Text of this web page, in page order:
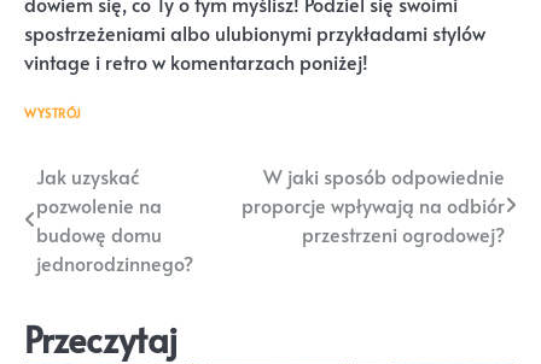
spostrzeżeniami albo ulubionymi przykładami stylów
vintage i retro w komentarzach poniżej!
WYSTRÓJ
Nawigacja
wpisu
Jak uzyskać
pozwolenie na
budowę domu
jednorodzinnego?
W jaki sposób odpowiednie
proporcje wpływają na odbiór
przestrzeni ogrodowej?
Przeczytaj